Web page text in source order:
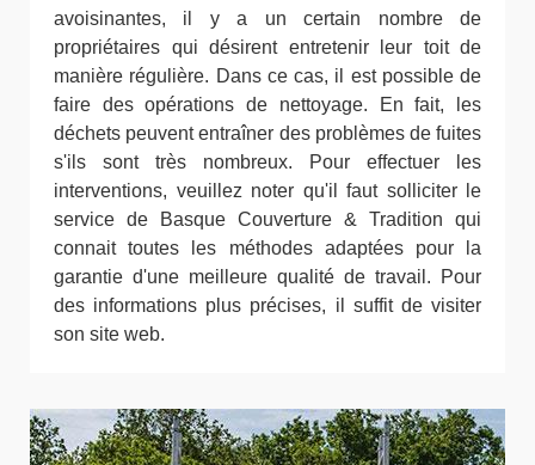
avoisinantes, il y a un certain nombre de
propriétaires qui désirent entretenir leur toit de
manière régulière. Dans ce cas, il est possible de
faire des opérations de nettoyage. En fait, les
déchets peuvent entraîner des problèmes de fuites
s'ils sont très nombreux. Pour effectuer les
interventions, veuillez noter qu'il faut solliciter le
service de Basque Couverture & Tradition qui
connait toutes les méthodes adaptées pour la
garantie d'une meilleure qualité de travail. Pour
des informations plus précises, il suffit de visiter
son site web.